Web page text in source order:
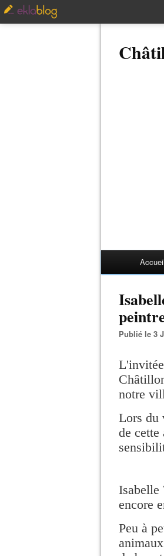
Accueil
Publié le 3
notre
Lors du
de cette
Isabelle
encore
Peu à